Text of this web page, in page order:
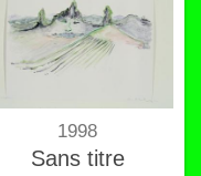
1998
Sans titre